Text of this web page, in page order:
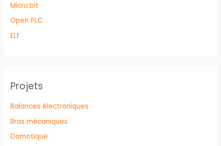
Micro:bit
Open PLC
ELF
Projets
Balances électroniques
Bras mécaniques
Domotique